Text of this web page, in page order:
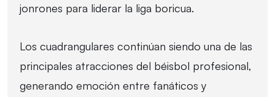
jonrones para liderar la liga boricua.
Los cuadrangulares continúan siendo una de las
principales atracciones del béisbol profesional,
generando emoción entre fanáticos y